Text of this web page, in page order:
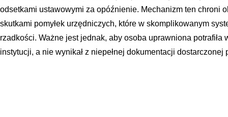
odsetkami ustawowymi za opóźnienie. Mechanizm ten chroni
skutkami pomyłek urzędniczych, które w skomplikowanym
rzadkości. Ważne jest jednak, aby osoba uprawniona potrafiła
instytucji, a nie wynikał z niepełnej dokumentacji